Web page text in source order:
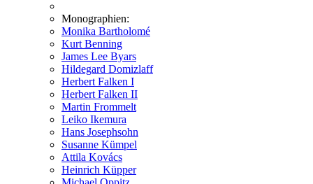
Monographien:
Monika Bartholomé
Kurt Benning
James Lee Byars
Hildegard Domizlaff
Herbert Falken I
Herbert Falken II
Martin Frommelt
Leiko Ikemura
Hans Josephsohn
Susanne Kümpel
Attila Kovács
Heinrich Küpper